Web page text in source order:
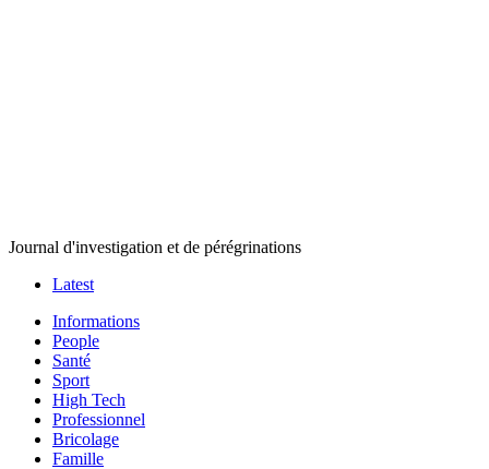
Journal d'investigation et de pérégrinations
Latest
Informations
People
Santé
Sport
High Tech
Professionnel
Bricolage
Famille